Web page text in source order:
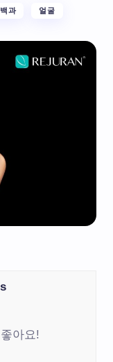
과 얼굴
아요!